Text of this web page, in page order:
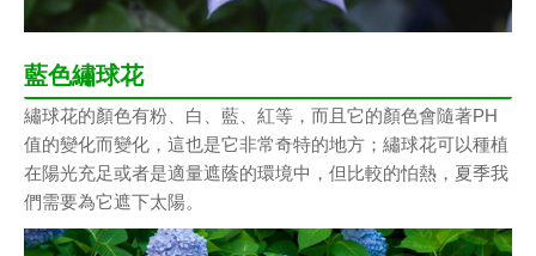
藍色繡球花
繡球花的顏色有粉、白、藍、紅等，而且它的顏色會隨著PH
值的變化而變化，這也是它非常奇特的地方；繡球花可以種植
在陽光充足或者是適量遮蔭的環境中，但比較的怕熱，夏季我
們需要為它遮下太陽。